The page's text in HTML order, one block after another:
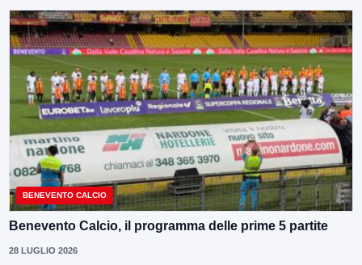
BENEVENTO CALCIO
Benevento Calcio, il programma delle prime 5 partite
28 LUGLIO 2026